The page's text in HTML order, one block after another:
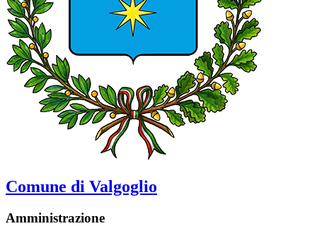
Comune di Valgoglio
Amministrazione